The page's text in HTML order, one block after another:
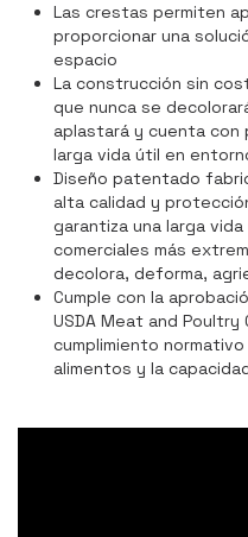
Las crestas permiten
proporcionar una
espacio
La construcción sin
que nunca se
aplastará y cuenta con
larga vida útil en
Diseño patentado
alta calidad y
garantiza una larga
comerciales más
decolora, deforma,
Cumple con la
USDA Meat and
cumplimiento
alimentos y la